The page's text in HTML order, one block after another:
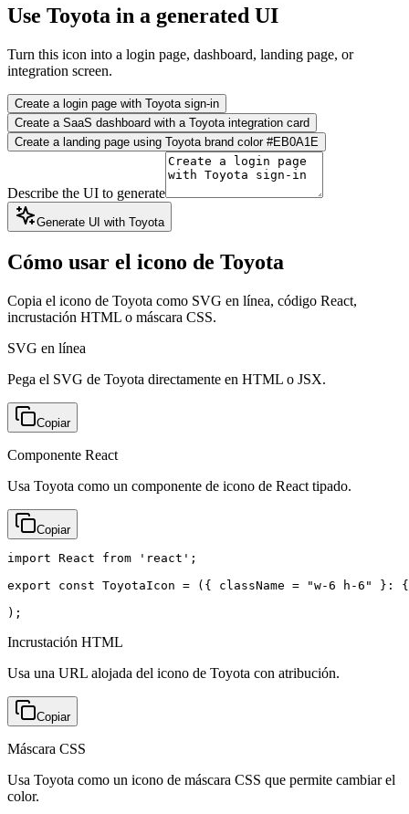
Use Toyota in a generated UI
Turn this icon into a login page, dashboard, landing page, or
integration screen.
Create a login page with Toyota sign-in
Create a SaaS dashboard with a Toyota integration card
Create a landing page using Toyota brand color #EB0A1E
Describe the UI to generate
Generate UI with Toyota
Cómo usar el icono de Toyota
Copia el icono de Toyota como SVG en línea, código React,
incrustación HTML o máscara CSS.
SVG en línea
Pega el SVG de Toyota directamente en HTML o JSX.
Copiar
Componente React
Usa Toyota como un componente de icono de React tipado.
Copiar
import React from 'react';
export const ToyotaIcon = ({ className = "w-6 h-6" }:
);
Incrustación HTML
Usa una URL alojada del icono de Toyota con atribución.
Copiar
Máscara CSS
Usa Toyota como un icono de máscara CSS que permite cambiar el
color.